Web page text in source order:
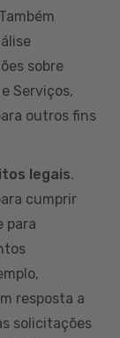
Também
sobre
Serviços,
outros fins
legais.
cumprir
para
resposta a
solicitações